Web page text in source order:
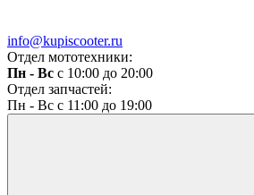
info@kupiscooter.ru
Отдел мототехники:
Пн - Вс с 10:00 до 20:00
Отдел запчастей:
Пн - Вс с 11:00 до 19:00